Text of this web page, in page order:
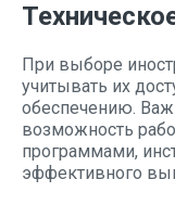
При выборе
учитывать их
обеспечению.
возможность
программами,
эффективного